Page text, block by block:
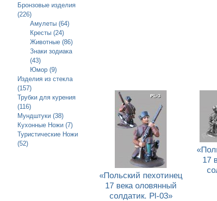
Бронзовые изделия
(226)
Амулеты (64)
Кресты (24)
Животные (86)
Знаки зодиака
(43)
Юмор (9)
Изделия из стекла
(157)
Трубки для курения
(116)
Мундштуки (38)
Кухонные Ножи (7)
Туристические Ножи
(52)
«Польский пехотинец
17 века оловянный
солдатик. Pl-03»
17